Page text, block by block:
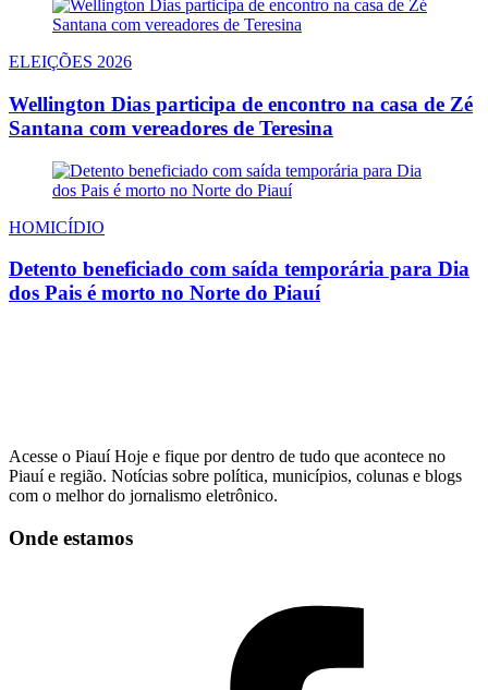
ELEIÇÕES 2026
Wellington Dias participa de encontro na casa de Zé
Santana com vereadores de Teresina
HOMICÍDIO
Detento beneficiado com saída temporária para Dia
dos Pais é morto no Norte do Piauí
Acesse o Piauí Hoje e fique por dentro de tudo que acontece no
Piauí e região. Notícias sobre política, municípios, colunas e blogs
com o melhor do jornalismo eletrônico.
Onde estamos